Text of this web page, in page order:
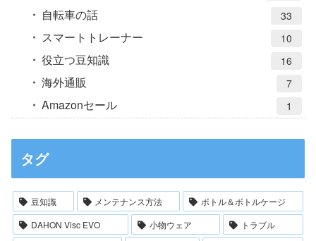
自転車の話 33
スマートトレーナー 10
役立つ豆知識 16
海外通販 7
Amazonセール 1
タグ
豆知識 メンテナンス方法
ボトル＆ボトルケージ
DAHON Visc EVO
小物ウェア
トラブル